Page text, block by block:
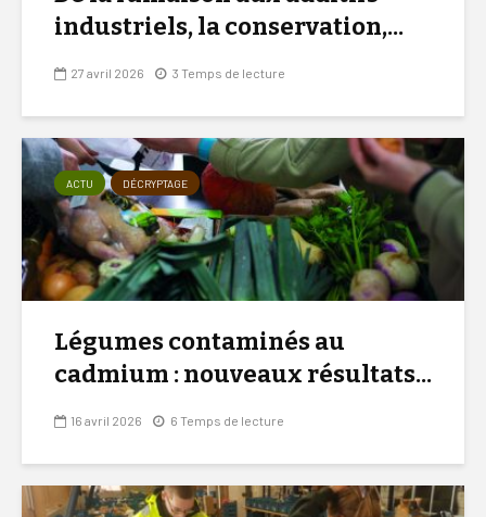
industriels, la conservation,...
27 avril 2026 3 Temps de lecture
ACTU DÉCRYPTAGE
Légumes contaminés au
cadmium : nouveaux résultats...
16 avril 2026 6 Temps de lecture